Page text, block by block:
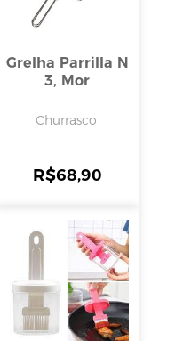
Grelha Parrilla N
3, Mor
Churrasco
R$68,90